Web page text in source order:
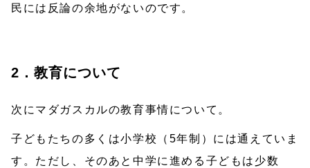
民には反論の余地がないのです。
2．教育について
次にマダガスカルの教育事情について。
子どもたちの多くは小学校（5年制）には通えていま
す。ただし、そのあと中学に進める子どもは少数